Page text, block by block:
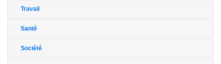
Travail
Santé
Société